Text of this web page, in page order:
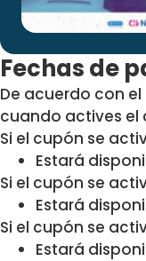
Fechas de
De acuerdo con
cuando actives el
Si el cupón se
Estará
Si el cupón se
Estará
Si el cupón se
Estará